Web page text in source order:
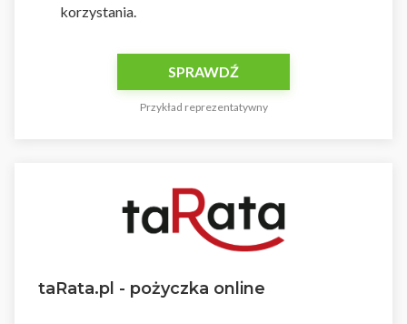
korzystania.
SPRAWDŹ
Przykład reprezentatywny
taRata.pl - pożyczka online